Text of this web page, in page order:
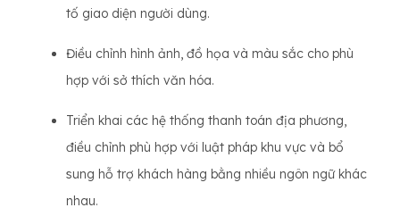
tố giao diện người dùng.
Điều chỉnh hình ảnh, đồ họa và màu sắc cho phù
hợp với sở thích văn hóa.
Triển khai các hệ thống thanh toán địa phương,
điều chỉnh phù hợp với luật pháp khu vực và bổ
sung hỗ trợ khách hàng bằng nhiều ngôn ngữ khác
nhau.